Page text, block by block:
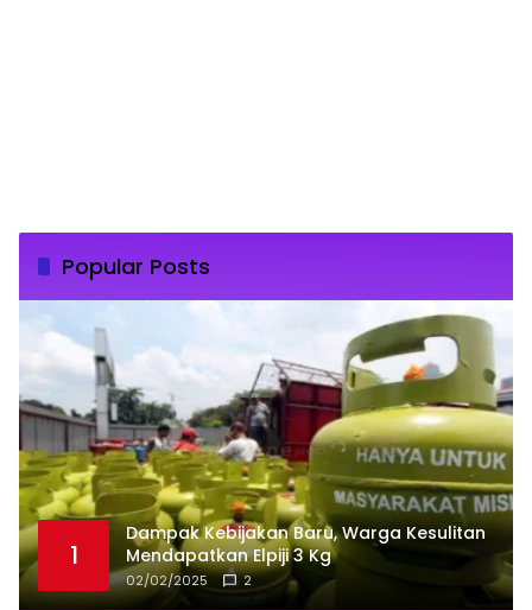
Popular Posts
1
Dampak Kebijakan Baru, Warga Kesulitan
Mendapatkan Elpiji 3 Kg
02/02/2025 2